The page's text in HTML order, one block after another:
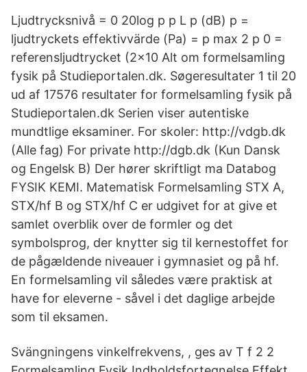
Ljudtrycksnivå = 0 20log p p L p (dB) p =
ljudtryckets effektivvärde (Pa) = p max 2 p 0 =
referensljudtrycket (2×10 Alt om formelsamling
fysik på Studieportalen.dk. Søgeresultater 1 til 20
ud af 17576 resultater for formelsamling fysik på
Studieportalen.dk Serien viser autentiske
mundtlige eksaminer. For skoler: http://vdgb.dk
(Alle fag) For private http://dgb.dk (Kun Dansk
og Engelsk B) Der hører skriftligt ma Databog
FYSIK KEMI. Matematisk Formelsamling STX A,
STX/hf B og STX/hf C er udgivet for at give et
samlet overblik over de formler og det
symbolsprog, der knytter sig til kernestoffet for
de pågældende niveauer i gymnasiet og på hf.
En formelsamling vil således være praktisk at
have for eleverne - såvel i det daglige arbejde
som til eksamen.
Svängningens vinkelfrekvens, , ges av T f 2 2